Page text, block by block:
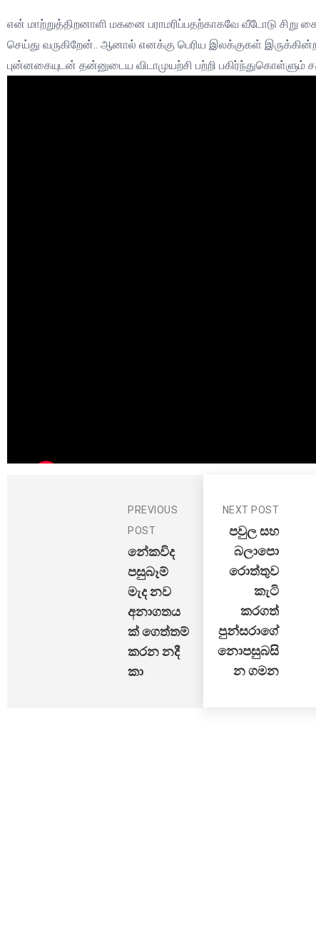
என் மாற்றுத்திறனாளி மகனை பராமரிப்பதற்காகவே வீடோடு சிறு
செய்து வருகிறேன்.. ஆனால் எனக்கு பெரிய இலக்குகள்
புன்னகையுடன் தன்னுடைய விடாமுயற்சி பற்றி பகிர்ந்துகொள்ளும்
PREVIOUS
POST
නේකවිද
පසුබෑම්
මැද නව
අනාගතය
ක් ගෙත්තම්
කරන නදී
කා
NEXT POST
පවුල සහ
බලාපො
රොත්තුව
කැටි
කරගත්
පුන්සරාගේ
නොපසුබසි
න ගමන